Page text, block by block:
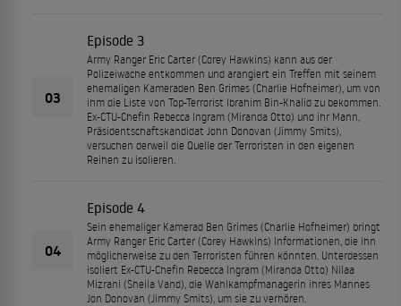
03
Episode 3
Army Ranger Eric Carter (Corey Hawkins) kann aus der
Polizeiwache entkommen und arangiert ein Treffen mit seinem
ehemaligen Kameraden Ben Grimes (Charlie Hofheimer), um von
ihm die Liste von Top-Terrorist Ibrahim Bin-Khalid zu bekommen.
Ex-CTU-Chefin Rebecca Ingram (Miranda Otto) und ihr Mann,
Präsidentschaftskandidat John Donovan (Jimmy Smits),
versuchen derweil die Quelle der Terroristen in den eigenen
Reihen zu isolieren.
04
Episode 4
Sein ehemaliger Kamerad Ben Grimes (Charlie Hofheimer) bringt
Army Ranger Eric Carter (Corey Hawkins) Informationen, die ihn
möglicherweise zu den Terroristen führen könnten. Unterdessen
isoliert Ex-CTU-Chefin Rebecca Ingram (Miranda Otto) Nilaa
Mizrani (Sheila Vand), die Wahlkampfmanagerin ihres Mannes
Jon Donovan (Jimmy Smits), um sie zu verhören.